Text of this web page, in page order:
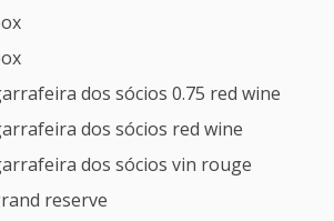
dos sócios 0.75 red wine
dos sócios red wine
dos sócios vin rouge
reserve